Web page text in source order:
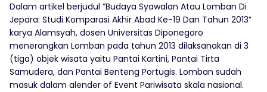
Dalam artikel berjudul “Budaya Syawalan Atau Lomban Di
Jepara: Studi Komparasi Akhir Abad Ke-19 Dan Tahun 2013”
karya Alamsyah, dosen Universitas Diponegoro
menerangkan Lomban pada tahun 2013 dilaksanakan di 3
(tiga) objek wisata yaitu Pantai Kartini, Pantai Tirta
Samudera, dan Pantai Benteng Portugis. Lomban sudah
masuk dalam alender of Event Pariwisata skala nasional.